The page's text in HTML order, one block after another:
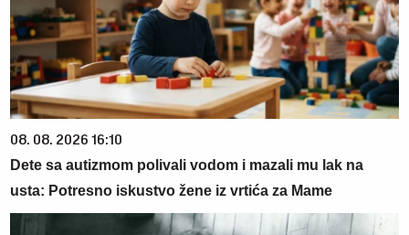
08. 08. 2026 16:10
Dete sa autizmom polivali vodom i mazali mu lak na
usta: Potresno iskustvo žene iz vrtića za Mame